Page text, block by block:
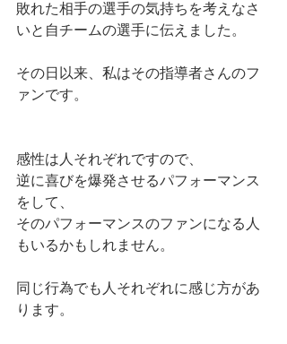
敗れた相手の選手の気持ちを考えなさ
いと自チームの選手に伝えました。
その日以来、私はその指導者さんのフ
ァンです。
感性は人それぞれですので、
逆に喜びを爆発させるパフォーマンス
をして、
そのパフォーマンスのファンになる人
もいるかもしれません。
同じ行為でも人それぞれに感じ方があ
ります。